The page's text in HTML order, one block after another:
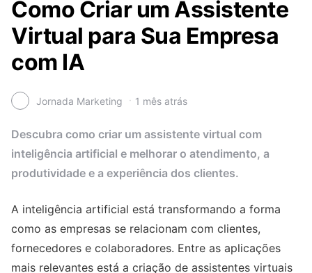
Como Criar um Assistente
Virtual para Sua Empresa
com IA
Jornada Marketing 1 mês atrás
Descubra como criar um assistente virtual com
inteligência artificial e melhorar o atendimento, a
produtividade e a experiência dos clientes.
A inteligência artificial está transformando a forma
como as empresas se relacionam com clientes,
fornecedores e colaboradores. Entre as aplicações
mais relevantes está a criação de assistentes virtuais